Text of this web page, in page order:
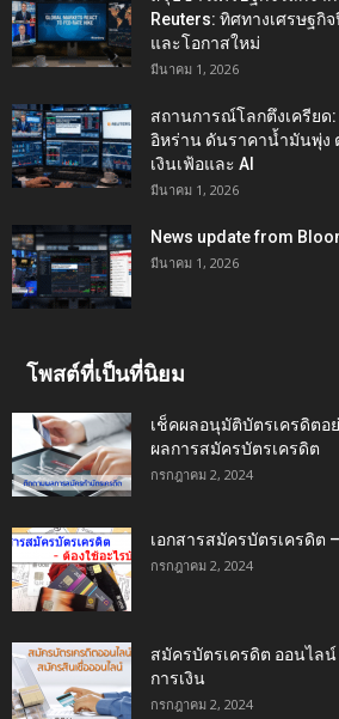
Reuters: ทิศทางเศรษฐกิ
และโอกาสใหม่
มีนาคม 1, 2026
สถานการณ์โลกตึงเครียด
อิหร่าน ดันราคาน้ำมันพุ่ง
เงินเฟ้อและ AI
มีนาคม 1, 2026
News update from
มีนาคม 1, 2026
โพสต์ที่เป็นที่นิยม
เช็คผลอนุมัติบัตรเครดิตอ
ผลการสมัครบัตรเครดิต
กรกฎาคม 2, 2024
เอกสารสมัครบัตรเครดิต
กรกฎาคม 2, 2024
สมัครบัตรเครดิต ออนไล
การเงิน
กรกฎาคม 2, 2024